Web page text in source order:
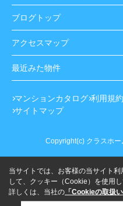
ブログトップ
アクセスマップ
最近みた物件
マンションカタログ 利用規約
サイトマップ
Copyright(c) クラスホ
当サイトでは、お客様の当サイト
して、クッキー（Cookie）を使用し
詳しくは、当社の 「Cookieの取扱